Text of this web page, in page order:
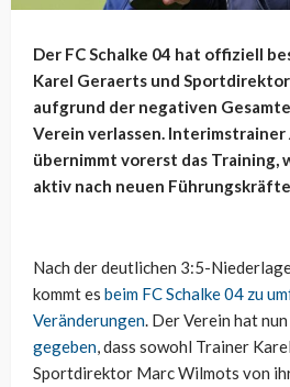
Der FC Schalke 04 hat offiziell
Karel Geraerts und
aufgrund der negativen
Verein verlassen. Interimstrainer
übernimmt vorerst das Training,
aktiv nach neuen
Nach der deutlichen 3:5-
kommt es beim FC Schalke 04 zu
Veränderungen. Der Verein hat nun
gegeben, dass sowohl Trainer
Sportdirektor Marc Wilmots von